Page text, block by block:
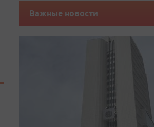
Важные новости